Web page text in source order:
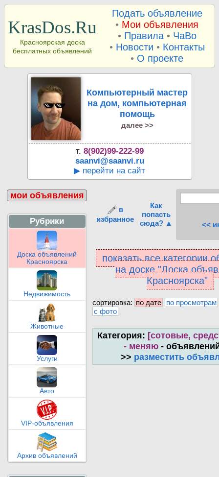
KrasDos.Ru
Красноярская доска
бесплатных объявлений
Подать объявление
• Мои объявления
• Правила• ЧаВо
• Новости • Контакты
• О проекте
Компьютерный мастер
на дом, компьютерная
помощь
далее >>
т. 8(902)99-222-99
saanvi@saanvi.ru
▶ перейти на сайт
мои объявления
Рубрики
Доска объявлений
Красноярска
Недвижимость
Животные
Услуги
Авто
VIP-объявления
Архив объявлений
в
избранное
Как
попасть
сюда? ▲
<<
показать все категории
на доске "Доска
Красноярска"
сортировка: по дате
по просмотрам
с фото
Категория: [сотовые,
- меняю-
>> разместить